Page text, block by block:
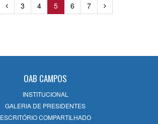
3 4 5 6
7
OAB CAMPOS
INSTITUCIONAL
GALERIA DE PRESIDENTES
ESCRITÓRIO COMPARTILHADO